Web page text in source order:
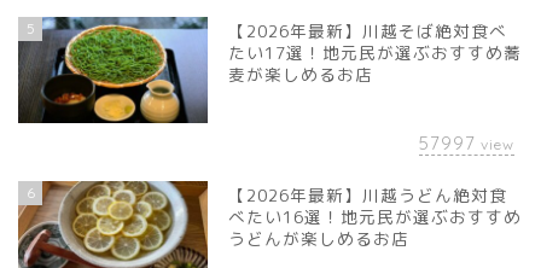
5
【2026年最新】川越そば絶対食べ
たい17選！地元民が選ぶおすすめ蕎
麦が楽しめるお店
57997 view
6
【2026年最新】川越うどん絶対食
べたい16選！地元民が選ぶおすすめ
うどんが楽しめるお店